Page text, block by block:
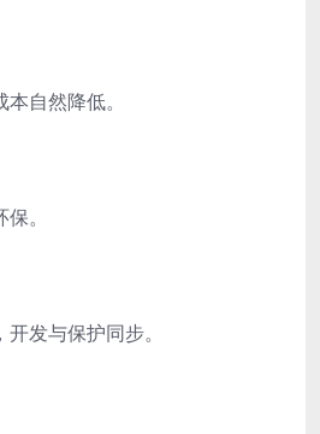
自然降低。
。
发与保护同步。